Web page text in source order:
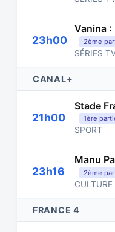
23h00
Vanina :
2ème
SÉRIES
CANAL+
21h00
Stade
1ère
SPORT
23h16
Manu
2ème
FRANCE 4